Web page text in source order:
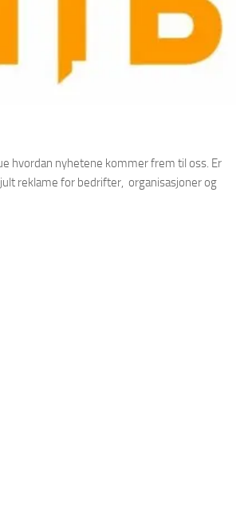
hvordan nyhetene kommer frem til oss. Er
reklame for bedrifter, organisasjoner og